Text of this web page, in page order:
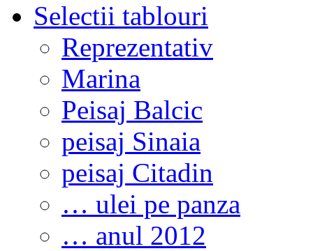
Selectii tablouri
Reprezentativ
Marina
Peisaj Balcic
peisaj Sinaia
peisaj Citadin
… ulei pe panza
… anul 2012